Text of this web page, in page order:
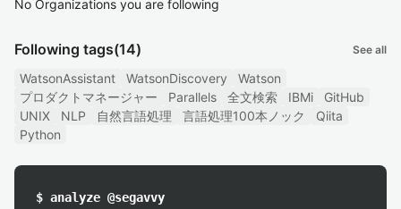
No Organizations you are following
Following tags(14) See all
WatsonAssistant WatsonDiscovery
Watson
プロダクトマネージャー
Parallels 全文検索 IBMi
GitHub
UNIX
NLP 自然言語処理 言語処理100本ノック
Qiita
Python
$ analyze @segavvy